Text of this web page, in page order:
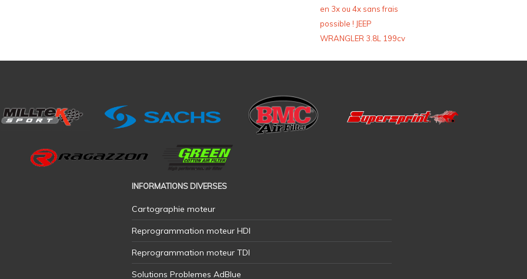
en 3x ou 4x sans frais
possible ! JEEP
WRANGLER 3.8L 199cv
INFORMATIONS DIVERSES
Cartographie moteur
Reprogrammation moteur HDI
Reprogrammation moteur TDI
Solutions Problemes AdBlue